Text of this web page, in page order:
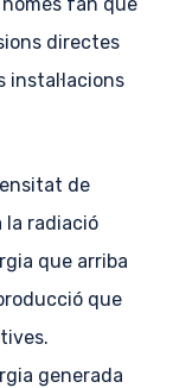
directes
de
la radiació
que arriba
que
generada